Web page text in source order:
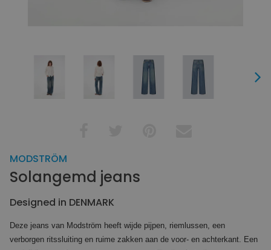
Next
MODSTRÖM
Solangemd jeans
Designed in DENMARK
Deze jeans van Modström heeft wijde pijpen, riemlussen, een
verborgen ritssluiting en ruime zakken aan de voor- en achterkant. Een